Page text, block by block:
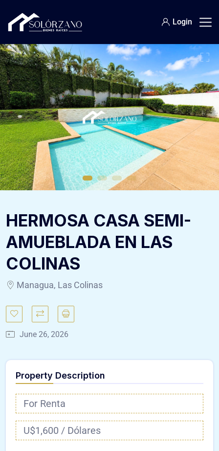
Login
HERMOSA CASA SEMI-
AMUEBLADA EN LAS
COLINAS
Managua, Las Colinas
June 26, 2026
Property Description
For Renta
U$1,600 / Dólares